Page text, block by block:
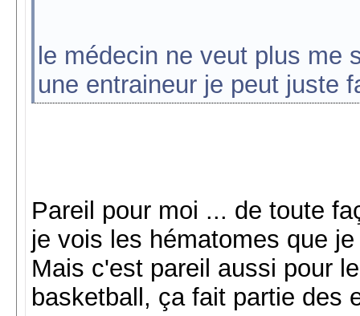
le médecin ne veut plus me
une entraineur je peut juste
Pareil pour moi ... de toute
je vois les hématomes que
Mais c'est pareil aussi pour
basketball, ça fait partie des